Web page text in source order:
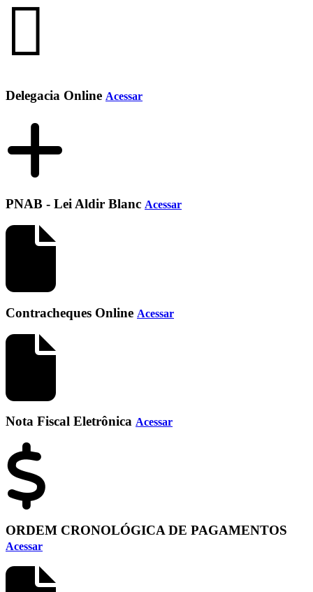
Delegacia Online Acessar
PNAB - Lei Aldir Blanc Acessar
Contracheques Online Acessar
Nota Fiscal Eletrônica Acessar
ORDEM CRONOLÓGICA DE PAGAMENTOS
Acessar